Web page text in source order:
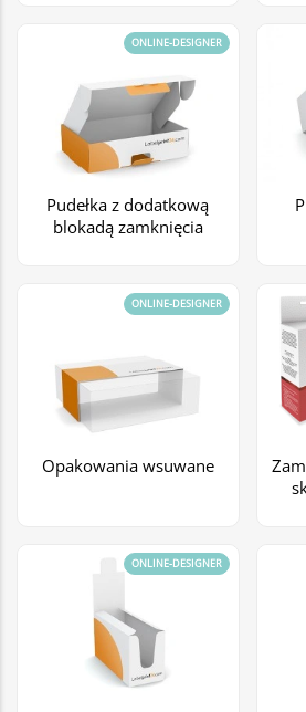
Pudełka z dodatkową
blokadą zamknięcia
ONLINE-DESIGNER
Opakowania wsuwane
ONLINE-DESIGNER
ONLINE-DESIGNER